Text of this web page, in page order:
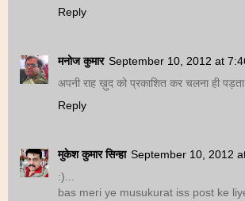
Reply
मनोज कुमार September 10, 2012 at
अपनी राह ख़ुद को प्रकाशित कर चलना ही पड़ता
Reply
मुकेश कुमार सिन्हा September 10, 2012
:)...
bas meri ye musukurat iss post ke